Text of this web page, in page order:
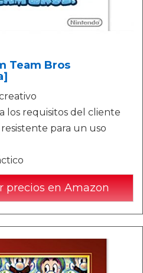
Team Bros
los requisitos del cliente
para un uso
precios en Amazon